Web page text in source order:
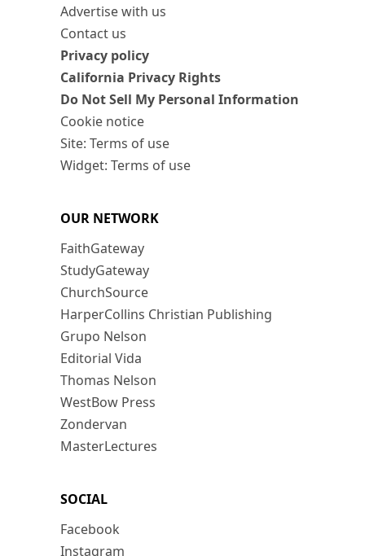
Advertise with us
Contact us
Privacy policy
California Privacy Rights
Do Not Sell My Personal Information
Cookie notice
Site: Terms of use
Widget: Terms of use
OUR NETWORK
FaithGateway
StudyGateway
ChurchSource
HarperCollins Christian Publishing
Grupo Nelson
Editorial Vida
Thomas Nelson
WestBow Press
Zondervan
MasterLectures
SOCIAL
Facebook
Instagram